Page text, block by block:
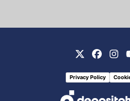
Privacy Policy